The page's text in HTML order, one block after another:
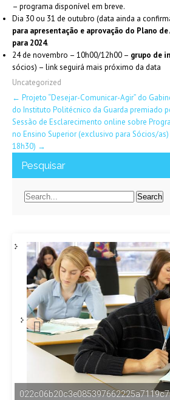
– programa disponível em breve.
Dia 30 ou 31 de outubro (data ainda a
para apresentação e aprovação do Plano
para 2024.
24 de novembro – 10h00/12h00 – grupo de
sócios) – link seguirá mais próximo da data
Uncategorized
Post
navigation
← Projeto “Desejar-Comunicar-Agir” do
do Instituto Politécnico da Guarda premiado
Sessão de Esclarecimento online sobre
no Ensino Superior (exclusivo para Sócios/
18h30) →
Pesquisar